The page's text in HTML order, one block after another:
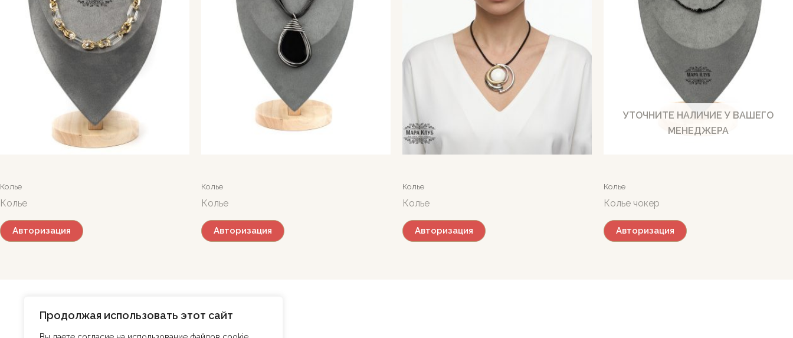
Продолжая использовать этот сайт
Колье
Колье
Авторизация
Колье
Колье
Авторизация
Колье
Колье
Авторизация
УТОЧНИТЕ НАЛИЧИЕ У ВАШЕГО
МЕНЕДЖЕРА
Колье
Колье чокер
Авторизация